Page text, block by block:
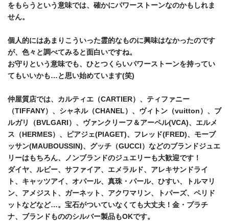
をもらうという意味では、確かにパワーストーンなのかもしれま
せん。
個人的にはあまりこういった霊的なものに興味はなかったのです
が、色々と調べてみると面白いですね。
お守りという意味でも、ひとつくらいパワーストーンを持ってい
てもいいかも…と思い始めています(笑)
仲屋質店では、カルティエ（CARTIER）、ティファニー
（TIFFANY）、シャネル（CHANEL）、ヴィトン（vuitton）、ブ
ルガリ（BVLGARI）、ヴァンクリーフ＆アーペル(VCA)、エルメ
ス（HERMES）、ピアジェ(PIAGET)、フレッド(FRED)、モーブ
ッサン(MAUBOUSSIN)、グッチ（GUCCI）などのブランドジュエ
リーはもちろん、ノンブランドのジュエリーも大歓迎です！
ダイヤ、ルビー、サファイア、エメラルド、アレキサンドライ
ト、キャッツアイ、オパール、真珠・パール、ひすい、トルマリ
ン、アメジスト、ガーネット、アクワマリン、トパーズ、ペリド
ットなどなど…。宝石がついていなくても大丈夫！金・プラチ
ナ、ブランドもののシルバー製品もOKです。